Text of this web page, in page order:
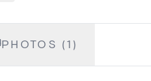
PHOTOS (1)